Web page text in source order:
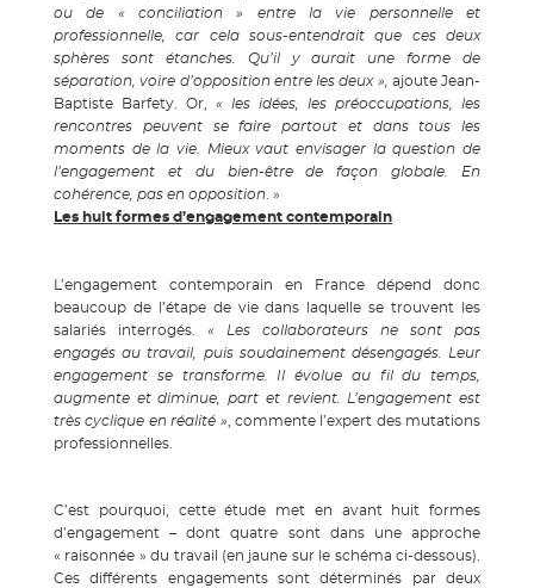
ou de « conciliation » entre la vie personnelle et
professionnelle, car cela sous-entendrait que ces deux
sphères sont étanches. Qu’il y aurait une forme de
séparation, voire d’opposition entre les deux », ajoute Jean-
Baptiste Barfety.
Or,
« les idées, les préoccupations, les
rencontres peuvent se faire partout et dans tous les
moments de la vie. Mieux vaut envisager la question de
l’engagement et du bien-être de façon globale. En
cohérence, pas en opposition . »
Les huit formes d’engagement contemporain
L’engagement contemporain en France dépend donc
beaucoup de l’étape de vie dans laquelle se trouvent les
salariés interrogés. « Les collaborateurs ne sont pas
engagés au travail, puis soudainement désengagés. Leur
engagement se transforme. Il évolue au fil du temps,
augmente et diminue, part et revient. L’engagement est
très cyclique en réalité » , commente l’expert des mutations
professionnelles.
C’est pourquoi, cette étude met en avant huit formes
d’engagement – dont quatre sont dans une approche
« raisonnée » du travail (en jaune sur le schéma ci-dessous).
Ces différents engagements sont déterminés par deux